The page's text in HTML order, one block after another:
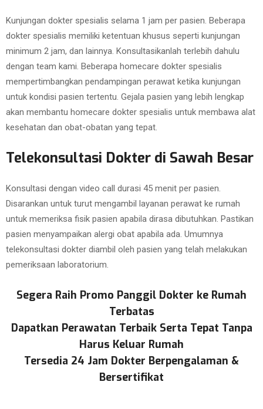
Kunjungan dokter spesialis selama 1 jam per pasien. Beberapa
dokter spesialis memiliki ketentuan khusus seperti kunjungan
minimum 2 jam, dan lainnya. Konsultasikanlah terlebih dahulu
dengan team kami. Beberapa homecare dokter spesialis
mempertimbangkan pendampingan perawat ketika kunjungan
untuk kondisi pasien tertentu. Gejala pasien yang lebih lengkap
akan membantu homecare dokter spesialis untuk membawa alat
kesehatan dan obat-obatan yang tepat.
Telekonsultasi Dokter di Sawah Besar
Konsultasi dengan video call durasi 45 menit per pasien.
Disarankan untuk turut mengambil layanan perawat ke rumah
untuk memeriksa fisik pasien apabila dirasa dibutuhkan. Pastikan
pasien menyampaikan alergi obat apabila ada. Umumnya
telekonsultasi dokter diambil oleh pasien yang telah melakukan
pemeriksaan laboratorium.
Segera Raih Promo Panggil Dokter ke Rumah
Terbatas
Dapatkan Perawatan Terbaik Serta Tepat Tanpa
Harus Keluar Rumah
Tersedia 24 Jam Dokter Berpengalaman &
Bersertifikat